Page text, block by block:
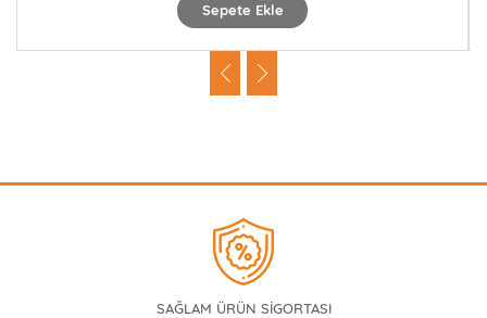
Sepete Ekle
SAĞLAM ÜRÜN SİGORTASI